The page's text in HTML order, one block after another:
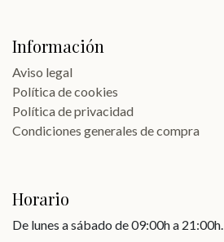
Información
Aviso legal
Política de cookies
Política de privacidad
Condiciones generales de compra
Horario
De lunes a sábado de 09:00h a 21:00h.